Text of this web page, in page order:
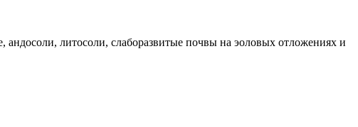
литосоли, слаборазвитые почвы на эоловых отложениях и